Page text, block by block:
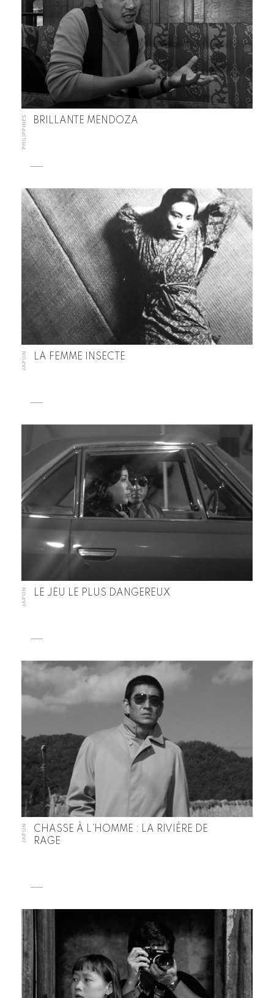
PHILIPPINES BRILLANTE MENDOZA
JAPON LA FEMME INSECTE
JAPON LE JEU LE PLUS DANGEREUX
JAPON
CHASSE À L’HOMME : LA RIVIÈRE DE
RAGE